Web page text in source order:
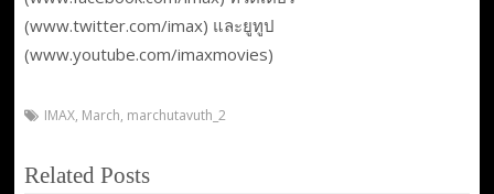
(www.twitter.com/imax) และยูทูป
(www.youtube.com/imaxmovies)
IMAX, March, marchutavuth_2
Related Posts